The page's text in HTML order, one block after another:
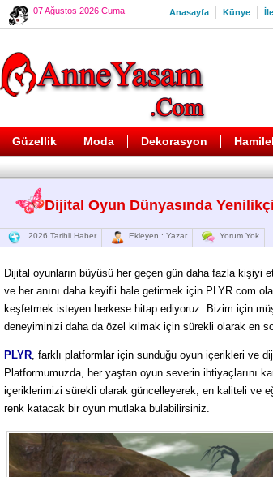
07 Ağustos 2026 Cuma Anasayfa Künye
Güzellik Moda Dekorasyon
Dijital Oyun Dünyasında
2026 Tarihli Haber Ekleyen : Yazar Yorum Yok
Dijital oyunların büyüsü her geçen gün daha fazla kişiyi
ve her anını daha keyifli hale getirmek için PLYR.com
keşfetmek isteyen herkese hitap ediyoruz. Bizim için
deneyiminizi daha da özel kılmak için sürekli olarak en
PLYR, farklı platformlar için sunduğu oyun içerikleri ve
Platformumuzda, her yaştan oyun severin ihtiyaçlarını
içeriklerimizi sürekli olarak güncelleyerek, en kaliteli ve
renk katacak bir oyun mutlaka bulabilirsiniz.